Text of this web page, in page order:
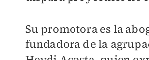
Su promotora es la
fundadora de la